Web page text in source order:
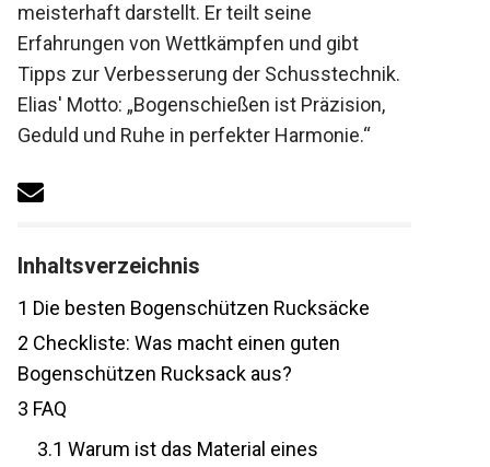
meisterhaft darstellt. Er teilt seine
Erfahrungen von Wettkämpfen und gibt
Tipps zur Verbesserung der
Schusstechnik. Elias' Motto:
„Bogenschießen ist Präzision, Geduld und
Inhaltsverzeichnis
Die besten Bogenschützen Rucksäcke
Checkliste: Was macht einen guten
Bogenschützen Rucksack aus?
FAQ